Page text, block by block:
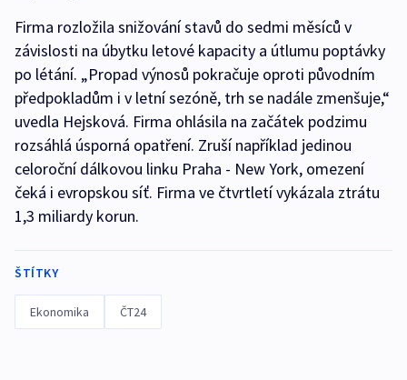
Firma rozložila snižování stavů do sedmi měsíců v
závislosti na úbytku letové kapacity a útlumu poptávky
po létání. „Propad výnosů pokračuje oproti původním
předpokladům i v letní sezóně, trh se nadále zmenšuje,“
uvedla Hejsková. Firma ohlásila na začátek podzimu
rozsáhlá úsporná opatření. Zruší například jedinou
celoroční dálkovou linku Praha - New York, omezení
čeká i evropskou síť. Firma ve čtvrtletí vykázala ztrátu
1,3 miliardy korun.
ŠTÍTKY
Ekonomika ČT24